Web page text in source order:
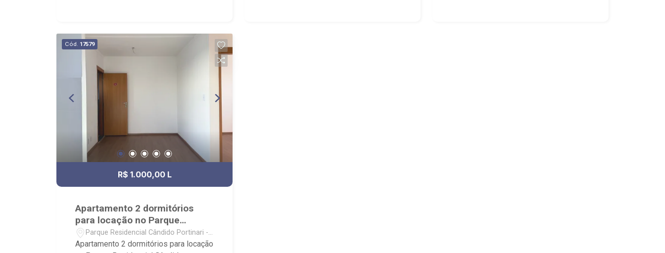
Espaço Nyna Medeiros e Depósito de
Bebidas Vioti.
Cód. 17579
R$ 1.000,00 L
Apartamento 2 dormitórios
para locação no Parque
Residencial Cândido Portinari
Parque Residencial Cândido Portinari -
Ribeirão Preto/SP
Apartamento 2 dormitórios para locação